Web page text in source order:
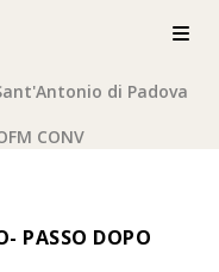
di Padova
CONV
PASSO DOPO